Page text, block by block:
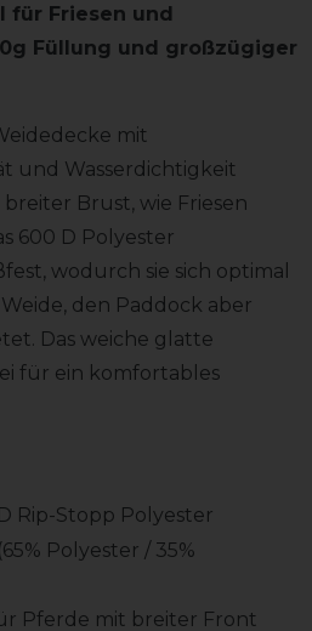
für Friesen und
Füllung und großzügiger
mit
und Wasserdichtigkeit
Brust, wie Friesen
600 D Polyester
wodurch sie sich optimal
den Paddock aber
Das weiche glatte
für ein komfortables
Rip-Stopp Polyester
Polyester / 35%
Pferde mit breiter Front